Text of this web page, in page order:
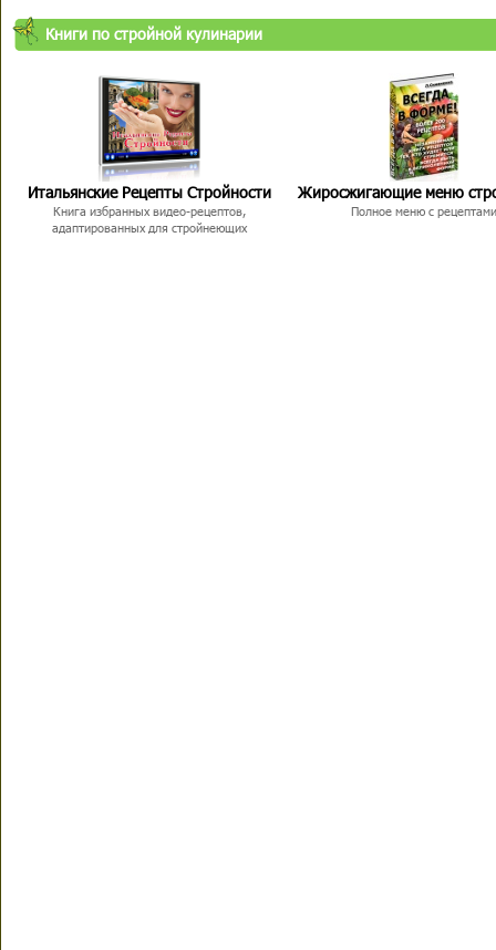
Книги по стройной кулинарии
Итальянские Рецепты Стройности
Книга избранных видео-рецептов,
адаптированных для стройнеющих
Жиросжигающие меню
Полное меню с рецептами